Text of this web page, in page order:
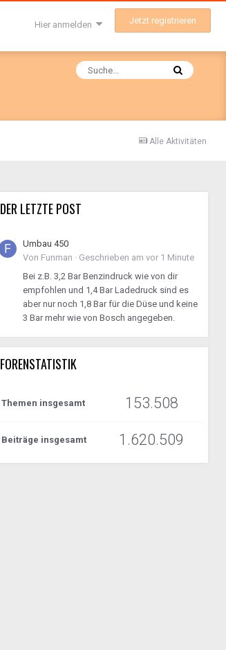
Hier anmelden Jetzt registrieren
Alle Aktivitäten
DER LETZTE POST
Umbau 450
Von Funman · Geschrieben am vor 1 Minute
Bei z.B. 3,2 Bar Benzindruck wie von dir
empfohlen und 1,4 Bar Ladedruck sind es
aber nur noch 1,8 Bar für die Düse und keine
3 Bar mehr wie von Bosch angegeben.
FORENSTATISTIK
Themen insgesamt 153.508
Beiträge insgesamt 1.620.509